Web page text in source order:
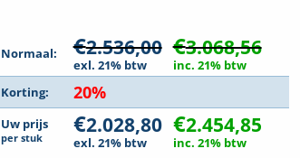
Normaal: €2.536,00
exl. 21% btw
€3.068,56
inc. 21% btw
Korting:
20%
Uw prijs
per stuk €2.028,80
exl. 21% btw
€2.454,85
inc. 21% btw